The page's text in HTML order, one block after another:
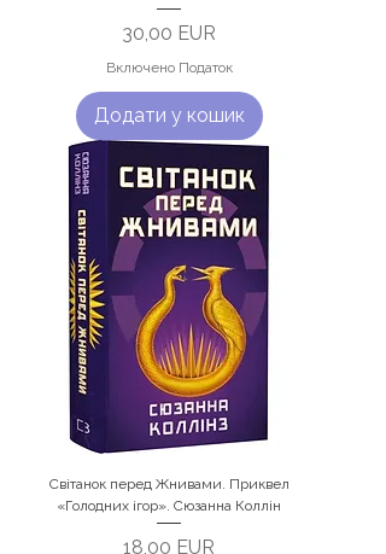
Ціна
30,00 EUR
Включено Податок
Додати у кошик
Світанок перед Жнивами. Приквел
«Голодних ігор». Сюзанна Коллін
Ціна
18,00 EUR